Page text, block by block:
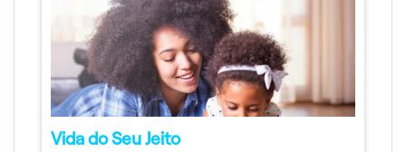
Vida do Seu Jeito